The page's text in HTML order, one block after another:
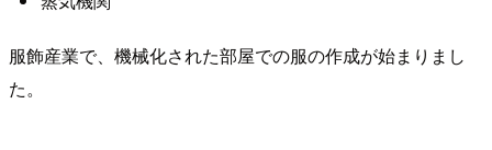
服飾産業で、機械化された部屋での服の作成が始まりまし
た。